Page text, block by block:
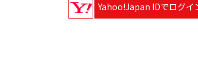
Yahoo!Japan IDでログイ